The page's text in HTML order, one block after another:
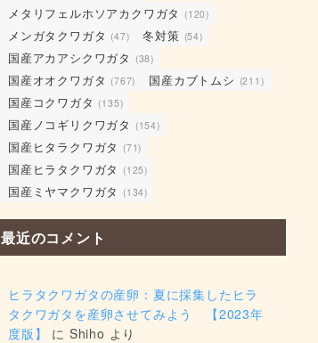
メタリフェルホソアカクワガタ (120)
メンガタクワガタ (47) 冬対策 (54)
国産アカアシクワガタ (38)
国産オオクワガタ (767) 国産カブトムシ (211)
国産コクワガタ (135)
国産ノコギリクワガタ (154)
国産ヒタラクワガタ (71)
国産ヒラタクワガタ (125)
国産ミヤマクワガタ (134)
最近のコメント
ヒラタクワガタの産卵：夏に採集したヒラ
タクワガタを産卵させてみよう 【2023年
度版】
に Shiho より